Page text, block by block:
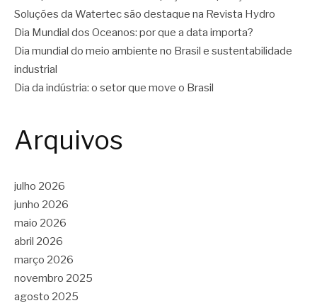
Soluções da Watertec são destaque na Revista Hydro
Dia Mundial dos Oceanos: por que a data importa?
Dia mundial do meio ambiente no Brasil e sustentabilidade
industrial
Dia da indústria: o setor que move o Brasil
Arquivos
julho 2026
junho 2026
maio 2026
abril 2026
março 2026
novembro 2025
agosto 2025